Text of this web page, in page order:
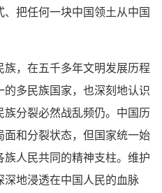
把任何一块中国领土从中国
，在五千多年文明发展历程
多民族国家，也深刻地认识
分裂必然战乱频仍。中国历
和分裂状态，但国家统一始
人民共同的精神支柱。维护
地浸透在中国人民的血脉